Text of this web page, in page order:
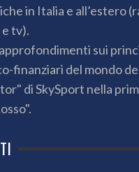
in Italia e all’estero
tv).
sui
finanziari del mondo
di SkySport nella